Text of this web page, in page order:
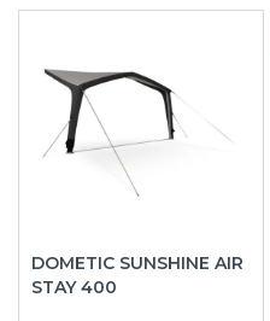
DOMETIC SUNSHINE AIR
STAY 400